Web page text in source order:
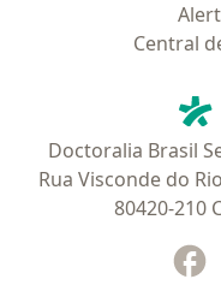
Central
Doctoralia Brasil
Rua Visconde do
80420-210